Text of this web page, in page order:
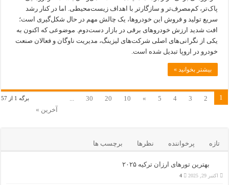
پاک‌تر، کم‌مصرف‌تر و سازگارتر با اهداف زیست‌محیطی. اما در کنار رشد
سریع تولید و فروش این خودروها، یک چالش مهم در حال شکل‌گیری است؛
افت شدید ارزش خودروهای برقی در بازار دست‌دوم. موضوعی که اکنون به
یکی از نگرانی‌های اصلی شرکت‌های لیزینگ، مدیریت ناوگان و فعالان صنعت
خودرو در اروپا تبدیل شده است.
بیشتر بخوانید »
برگه 1 از 57 1
2
3
4
5
»
10
20
30
...
آخرین »
تازه پرخواننده نظرها برچسب ها
بهترین تورهای ارزان ترکیه ۲۰۲۵
اکتبر 29, 2025 4